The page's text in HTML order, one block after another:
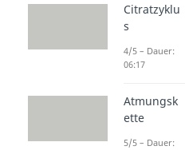
Die
Schritte
Citratzyklu
s
4/5 – Dauer:
06:17
Atmungsk
ette
5/5 – Dauer: